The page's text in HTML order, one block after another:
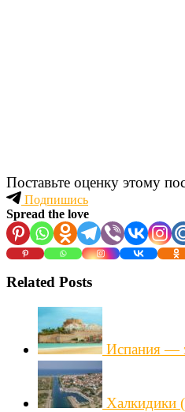
Поставьте оценку этому
Подпишись
Spread the love
Related Posts
Испания —
Халкидики